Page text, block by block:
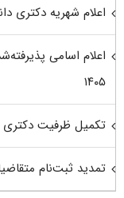
اعلام شهریه دکتری
اعلام اسامی
۱۴۰۵
تکمیل ظرفیت دکتری
تمدید ثبت‌نام